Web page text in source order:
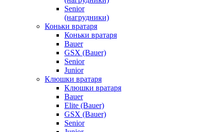
Senior
(нагрудники)
Коньки вратаря
Коньки вратаря
Bauer
GSX (Bauer)
Senior
Junior
Клюшки вратаря
Клюшки вратаря
Bauer
Elite (Bauer)
GSX (Bauer)
Senior